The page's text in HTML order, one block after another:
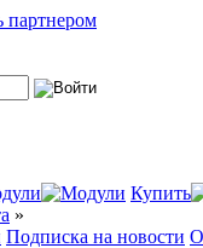
Купить
»
Подписка на новости